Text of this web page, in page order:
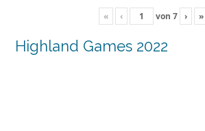
« ‹ von 7 › »
Highland Games 2022